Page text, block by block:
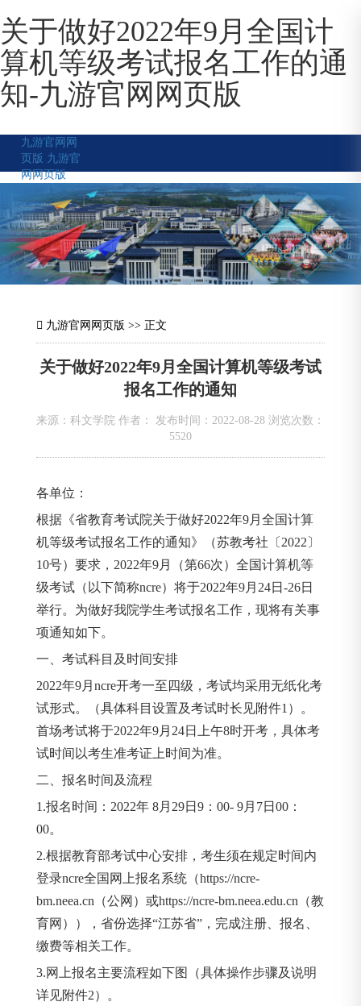
关于做好2022年9月全国计
算机等级考试报名工作的通
知-九游官网网页版
九游官网网
页版 九游官
网网页版
九游官网网页版 >> 正文
关于做好2022年9月全国计算机等级考试
报名工作的通知
来源：科文学院 作者： 发布时间：2022-08-28 浏览次数：
5520
各单位：
根据《省教育考试院关于做好2022年9月全国计算
机等级考试报名工作的通知》（苏教考社〔2022〕
10号）要求，2022年9月（第66次）全国计算机等
级考试（以下简称ncre）将于2022年9月24日-26日
举行。为做好我院学生考试报名工作，现将有关事
项通知如下。
一、考试科目及时间安排
2022年9月ncre开考一至四级，考试均采用无纸化考
试形式。（具体科目设置及考试时长见附件1）。
首场考试将于2022年9月24日上午8时开考，具体考
试时间以考生准考证上时间为准。
二、报名时间及流程
1.报名时间：2022年 8月29日9：00- 9月7日00：
00。
2.根据教育部考试中心安排，考生须在规定时间内
登录ncre全国网上报名系统（https://ncre-
bm.neea.cn（公网）或https://ncre-bm.neea.edu.cn（教
育网）），省份选择“江苏省”，完成注册、报名、
缴费等相关工作。
3.网上报名主要流程如下图（具体操作步骤及说明
详见附件2）。